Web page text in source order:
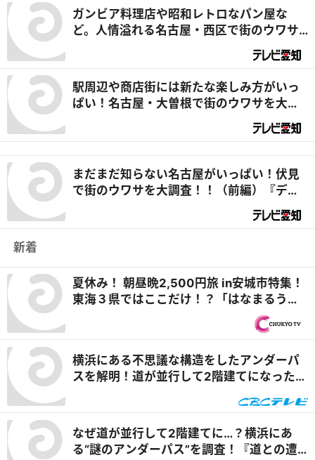
ガンビア料理店や昭和レトロなパン屋な
ど。人情溢れる名古屋・西区で街のウワサ
を大調査！（前編）｜デラメチャ気にな
駅周辺や商店街には新たな楽しみ方がいっ
ぱい！名古屋・大曽根で街のウワサを大調
査！！（前編）『デラメチャ気になる！』
まだまだ知らない名古屋がいっぱい！伏見
で街のウワサを大調査！！（前編）『デラ
新着
夏休み！ 朝昼晩2,500円旅 in安城市特集！
東海３県ではここだけ！？「はなまるうど
ん×吉野家 安城横山店」牛丼とうどんの最
強コラボで可能性は無限大！＆「福来源」
目！ 『PS純金（ゴールド）』
横浜にある不思議な構造をしたアンダーパ
スを解明！道が並行して2階建てになったワ
なぜ道が並行して2階建てに…？横浜にあ
る“謎のアンダーパス”を調査！『道との遭